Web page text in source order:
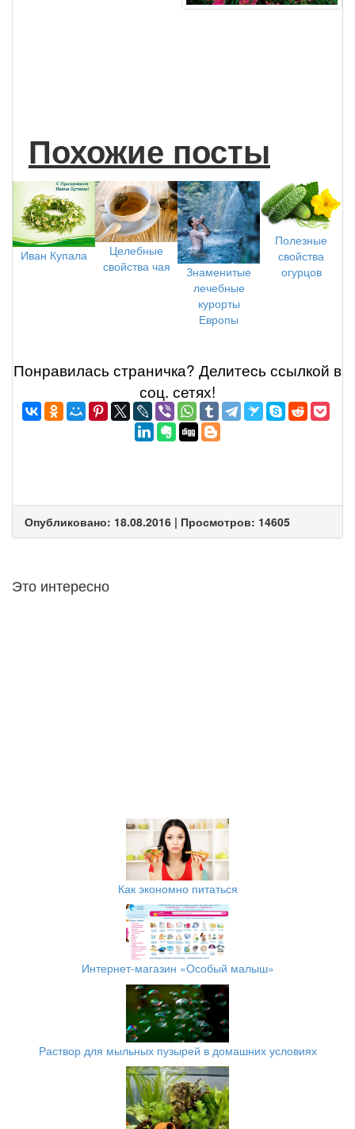
Похожие посты
Иван Купала
Целебные
свойства чая
Знаменитые
лечебные
курорты
Европы
Полезные
свойства
огурцов
Понравилась страничка? Делитеcь ссылкой в
соц. сетях!
Опубликовано: 18.08.2016 | Просмотров: 14605
Это интересно
Как экономно питаться
Интернет-магазин «Особый малыш»
Раствор для мыльных пузырей в домашних условиях